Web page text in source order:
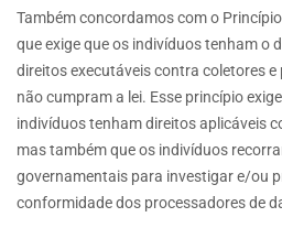
Também concordamos com o
que exige que os indivíduos tenham o
direitos executáveis contra coletores
não cumpram a lei. Esse princípio
indivíduos tenham direitos aplicáveis
mas também que os indivíduos
governamentais para investigar e/ou
conformidade dos processadores de